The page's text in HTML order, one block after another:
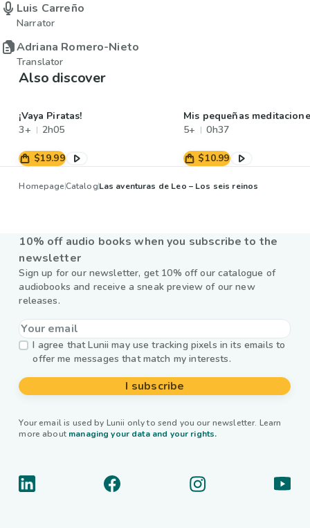
Luis Carreño
Narrator
Adriana Romero-Nieto
Translator
Also discover
¡Vaya Piratas!
3+
2h05
$19.99
Mis pequeñas
5+
0h37
$10.99
HomepageCatalogLas aventuras de Leo – Los seis reinos
10% off audio books when you subscribe to the
newsletter
Sign up for our newsletter, get 10% off our catalogue of
audiobooks and receive a sneak preview of our new
releases.
I agree that Lunii may use tracking pixels in its emails to
offer me messages that match my interests.
I subscribe
Your email is used by Lunii only to send you our newsletter. Learn
more about managing your data and your rights.